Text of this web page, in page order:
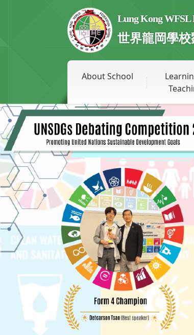
Lung Kong WFSL
世界龍岡學
About School